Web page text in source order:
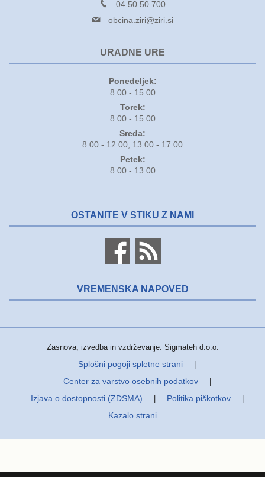
04 50 50 700
obcina.ziri@ziri.si
URADNE URE
Ponedeljek:
8.00 - 15.00
Torek:
8.00 - 15.00
Sreda:
8.00 - 12.00, 13.00 - 17.00
Petek:
8.00 - 13.00
OSTANITE V STIKU Z NAMI
VREMENSKA NAPOVED
Zasnova, izvedba in vzdrževanje: Sigmateh d.o.o.
Splošni pogoji spletne strani
Center za varstvo osebnih podatkov
Izjava o dostopnosti (ZDSMA) Politika piškotkov
Kazalo strani